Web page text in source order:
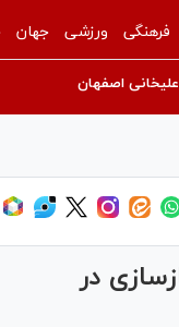
فرهنگی ورزشی جهان
اصفهان
بازسازی در